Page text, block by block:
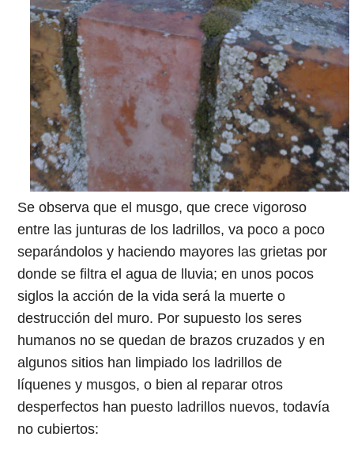
Se observa que el musgo, que crece vigoroso
entre las junturas de los ladrillos, va poco a poco
separándolos y haciendo mayores las grietas por
donde se filtra el agua de lluvia; en unos pocos
siglos la acción de la vida será la muerte o
destrucción del muro. Por supuesto los seres
humanos no se quedan de brazos cruzados y en
algunos sitios han limpiado los ladrillos de
líquenes y musgos, o bien al reparar otros
desperfectos han puesto ladrillos nuevos, todavía
no cubiertos: